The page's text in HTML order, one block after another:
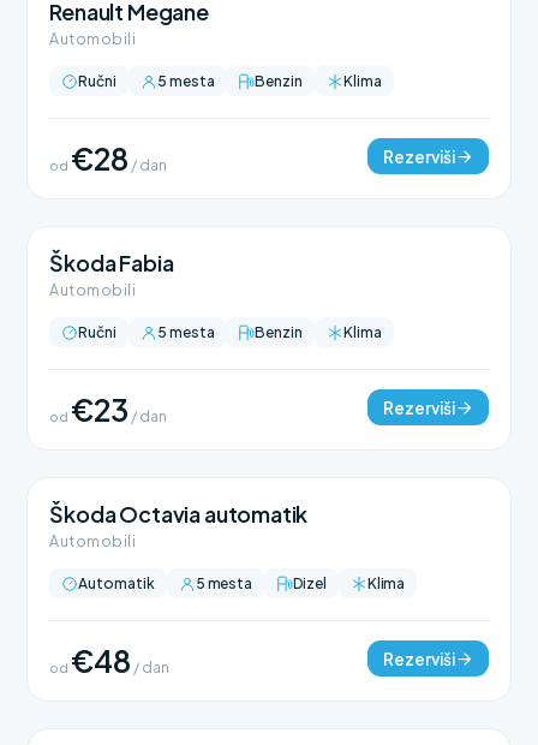
Renault Megane
Automobili
Ručni 5 mesta Benzin Klima
od €28 / dan Rezerviši
Škoda Fabia
Automobili
Ručni 5 mesta Benzin Klima
od €23 / dan Rezerviši
Škoda Octavia automatik
Automobili
Automatik 5 mesta Dizel Klima
od €48 / dan Rezerviši